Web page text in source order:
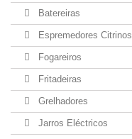
Batereiras
Espremedores Citrinos
Fogareiros
Fritadeiras
Grelhadores
Jarros Eléctricos